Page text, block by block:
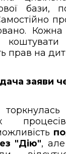
бази,
Кожна
прав на
заяви
"Дію",